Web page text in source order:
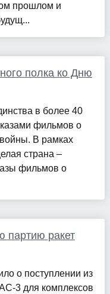
прошлом и
полка ко Дню
в более 40
фильмов о
В рамках
страна –
фильмов о
партию ракет
о поступлении из
3 для комплексов